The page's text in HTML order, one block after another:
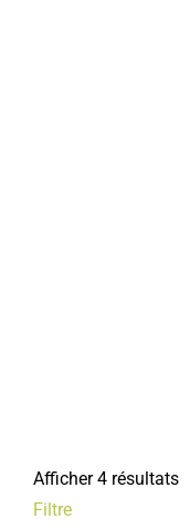
Afficher 4 résultats
Filtre